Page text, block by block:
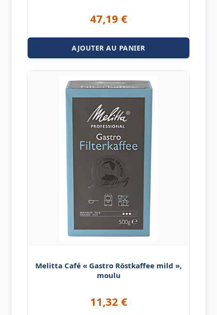
47,19 €
AJOUTER AU PANIER
Melitta Café « Gastro Röstkaffee mild »,
moulu
11,32 €